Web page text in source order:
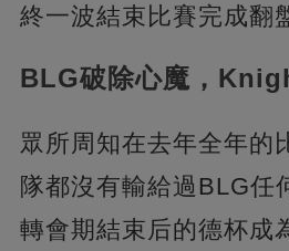
終一波結束比賽完成翻
BLG破除心魔，
眾所周知在去年全年的
隊都沒有輸給過BLG任
轉會期結束后的德杯成